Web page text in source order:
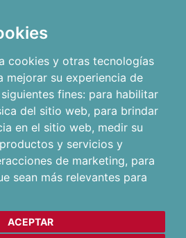
cookies y otras tecnologías
mejorar su experiencia de
fines: para habilitar
del sitio web, para brindar
en el sitio web, medir su
y servicios y
de marketing, para
sean más relevantes para
ACEPTAR